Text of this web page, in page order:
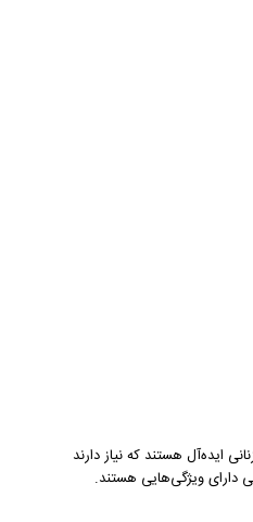
ایده‌آل هستند که نیاز دارند
ویژگی‌هایی هستند.